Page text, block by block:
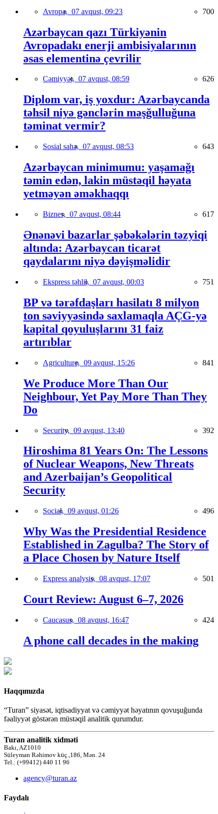
Avropa, 07 avqust, 09:23 700
Azərbaycan qazı Türkiyənin
Avropadakı enerji ambisiyalarının
əsas elementinə çevrilir
Cəmiyyət, 07 avqust, 08:59 626
Diplom var, iş yoxdur: Azərbaycanda
təhsil niyə gənclərin məşğulluğuna
təminat vermir?
Sosial sahə, 07 avqust, 08:53 643
Azərbaycan minimumu: yaşamağı
təmin edən, lakin müstəqil həyata
yetməyən əməkhaqqı
Biznes, 07 avqust, 08:44 617
Ənənəvi bazarlar şəbəkələrin təzyiqi
altında: Azərbaycan ticarət
qaydalarını niyə dəyişməlidir
Ekspress təhlil, 07 avqust, 00:03 751
BP və tərəfdaşları hasilatı 8 milyon
ton səviyyəsində saxlamaqla AÇG-yə
kapital qoyuluşlarını 31 faiz
artırıblar
Agriculture, 09 avqust, 15:26 841
We Produce More Than Our
Neighbour, Yet Pay More Than They
Do
Security, 09 avqust, 13:40 392
Hiroshima 81 Years On: The Lessons
of Nuclear Weapons, New Threats
and Azerbaijan’s Geopolitical
Security
Social, 09 avqust, 01:26 496
Why Was the Presidential Residence
Established in Zagulba? The Story of
a Place Chosen by Nature Itself
Express analysis, 08 avqust, 17:07 501
Court Review: August 6–7, 2026
Caucasus, 08 avqust, 16:47 424
A phone call decades in the making
Haqqımızda
“Turan” siyasət, iqtisadiyyat və cəmiyyət həyatının qovuşuğunda
fəaliyyət göstərən müstəqil analitik qurumdur.
Turan analitik xidməti
Bakı, AZ1010
Süleyman Rəhimov küç.,186, Mən. 24
Tel.: (+99412) 440 11 96
agency@turan.az
Faydalı